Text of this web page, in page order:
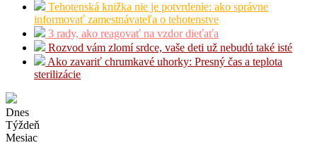
Tehotenská knižka nie je potvrdenie: ako správne
informovať zamestnávateľa o tehotenstve
3 rady, ako reagovať na vzdor dieťaťa
Rozvod vám zlomí srdce, vaše deti už nebudú také isté
Ako zavariť chrumkavé uhorky: Presný čas a teplota
sterilizácie
Dnes
Týždeň
Mesiac